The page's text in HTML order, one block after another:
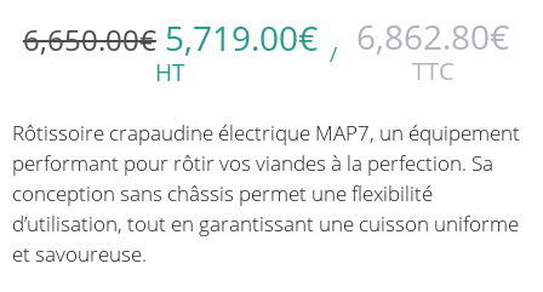
6,650.00€ 5,719.00€
HT
/ 6,862.80€
TTC
Rôtissoire crapaudine électrique MAP7, un équipement
performant pour rôtir vos viandes à la perfection. Sa
conception sans châssis permet une flexibilité
d’utilisation, tout en garantissant une cuisson uniforme
et savoureuse.